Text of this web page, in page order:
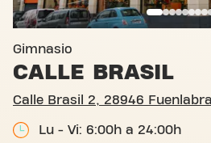
Gimnasio
CALLE BRASIL
Calle Brasil 2, 28946
Lu - Vi: 6:00h a 24:00h